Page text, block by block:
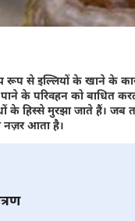
से इल्लियों के खाने के
के परिवहन को बाधित
के हिस्से मुरझा जाते हैं। जब
नज़र आता है।